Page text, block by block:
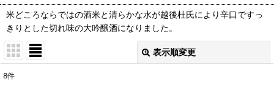
米どころならではの酒米と清らかな水が越後杜氏により辛口ですっ
きりとした切れ味の大吟醸酒になりました。
表示順変更
8件